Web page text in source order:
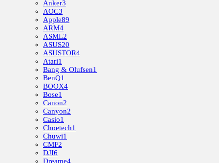
Anker3
AOC3
Apple89
ARM4
ASML2
ASUS20
ASUSTOR4
Atari1
Bang & Olufsen1
BenQ1
BOOX4
Bose1
Canon2
Canyon2
Casio1
Choetech1
Chuwi1
CMF2
DJI6
Dreame4